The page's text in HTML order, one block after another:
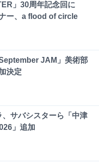
」30周年記念回に
ー、a flood of circle
JAM」美術部
決定
サバシスターら「中津
」追加